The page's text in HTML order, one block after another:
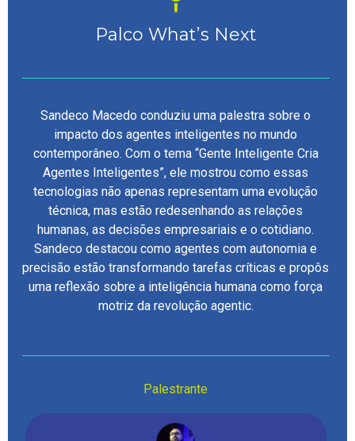
Palco What’s Next
Sandeco Macedo conduziu uma palestra sobre o
impacto dos agentes inteligentes no mundo
contemporâneo. Com o tema “Gente Inteligente Cria
Agentes Inteligentes”, ele mostrou como essas
tecnologias não apenas representam uma evolução
técnica, mas estão redesenhando as relações
humanas, as decisões empresariais e o cotidiano.
Sandeco destacou como agentes com autonomia e
precisão estão transformando tarefas críticas e propôs
uma reflexão sobre a inteligência humana como força
motriz da revolução agentic.
Palestrante